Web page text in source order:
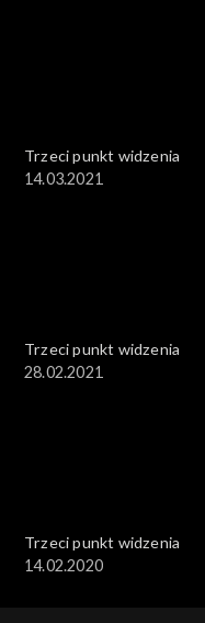
Trzeci punkt widzenia
14.03.2021
Trzeci punkt widzenia
28.02.2021
Trzeci punkt widzenia
14.02.2020